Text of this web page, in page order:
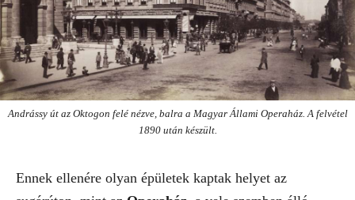
Andrássy út az Oktogon felé nézve, balra a Magyar Állami Operaház. A felvétel
1890 után készült.
Ennek ellenére olyan épületek kaptak helyet az